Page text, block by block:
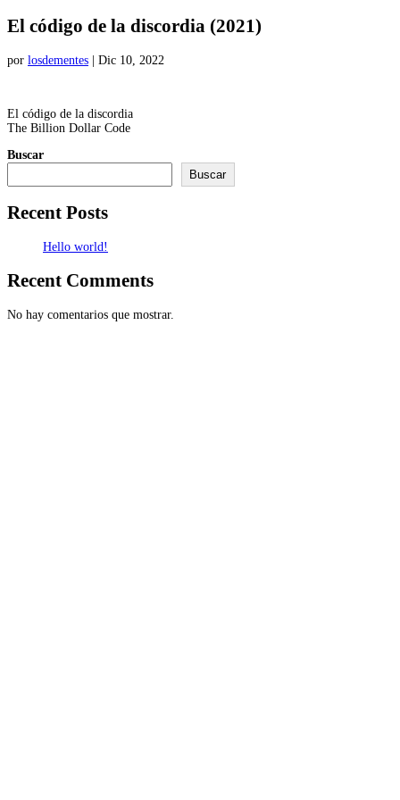
El código de la discordia (2021)
por losdementes Dic 10, 2022
El código de la discordia
The Billion Dollar Code
Buscar
Buscar
Recent Posts
Hello world!
Recent Comments
No hay comentarios que mostrar.